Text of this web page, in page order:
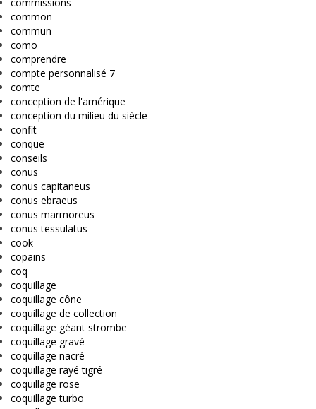
common
commun
como
comprendre
compte personnalisé 7
comte
conception de l'amérique
conception du milieu du siècle
confit
conque
conseils
conus
conus capitaneus
conus ebraeus
conus marmoreus
conus tessulatus
cook
copains
coq
coquillage
coquillage cône
coquillage de collection
coquillage géant strombe
coquillage gravé
coquillage nacré
coquillage rayé tigré
coquillage rose
coquillage turbo